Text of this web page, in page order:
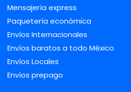
Mensajería express
Paquetería económica
Envíos Internacionales
Envíos baratos a todo México
Envíos Locales
Envíos prepago